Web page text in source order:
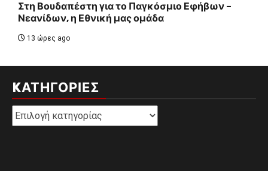
Στη Βουδαπέστη για το Παγκόσμιο Εφήβων –
Νεανίδων, η Εθνική μας ομάδα
13 ώρες ago
KΑΤΗΓΟΡΊΕΣ
Kατηγορίες